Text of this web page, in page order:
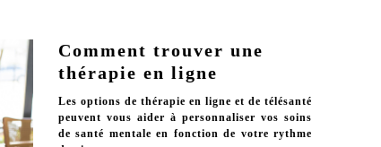
Comment trouver une
thérapie en ligne
Les options de thérapie en ligne et de télésanté
peuvent vous aider à personnaliser vos soins
de santé mentale en fonction de votre rythme